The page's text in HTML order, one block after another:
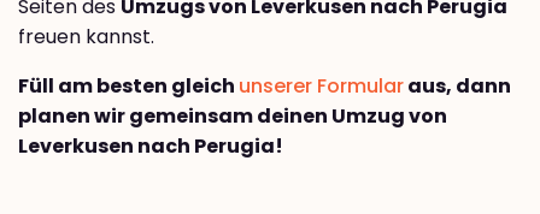
Seiten des Umzugs von Leverkusen nach Perugia
freuen kannst.
Füll am besten gleich unserer Formularaus, dann
planen wir gemeinsam deinen Umzug von
Leverkusen nach Perugia!